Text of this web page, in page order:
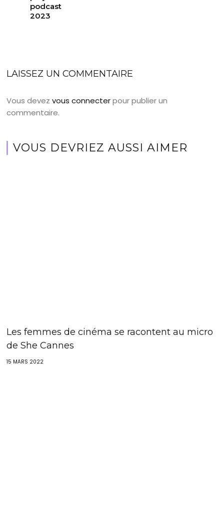
podcast
2023
LAISSEZ UN COMMENTAIRE
Vous devezvous connecterpour publier un
commentaire.
VOUS DEVRIEZ AUSSI AIMER
Les femmes de cinéma se racontent au micro
de She Cannes
15 MARS 2022